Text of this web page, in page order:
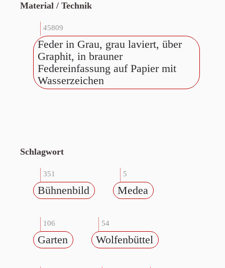
Material / Technik
45809
Feder in Grau, grau laviert, über
Graphit, in brauner
Federeinfassung auf Papier mit
Wasserzeichen
Schlagwort
351
Bühnenbild
5
Medea
106
Garten
54
Wolfenbüttel